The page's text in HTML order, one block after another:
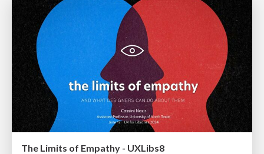
The Limits of Empathy - UXLibs8